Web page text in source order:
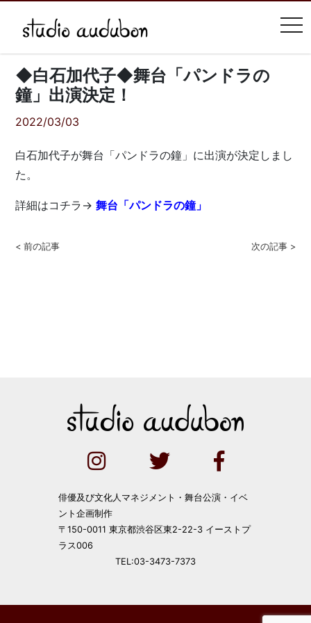
◆白石加代子◆舞台「パンドラの
鐘」出演決定！
2022/03/03
白石加代子が舞台「パンドラの鐘」に出演が決定しまし
た。
詳細はコチラ→舞台「パンドラの鐘」
< 前の記事 次の記事 >
俳優及び文化人マネジメント・舞台公演・イベ
ント企画制作
〒150-0011 東京都渋谷区東2-22-3 イーストプ
ラス006
TEL:03-3473-7373